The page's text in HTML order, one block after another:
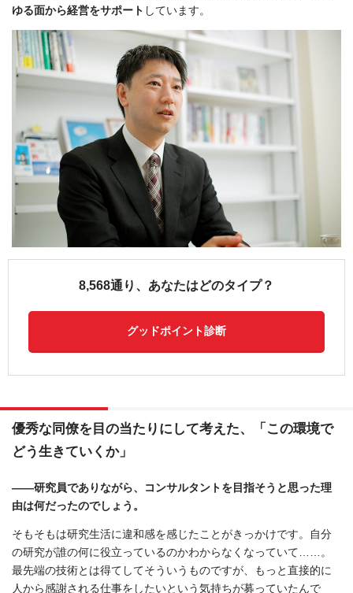
ゆる面から経営をサポート しています。
8,568通り、あなたはどのタイプ？
グッドポイント診断
優秀な同僚を目の当たりにして考えた、「この環境で
どう生きていくか」
――研究員でありながら、コンサルタントを目指そうと思った理
由は何だったのでしょう。
そもそもは研究生活に違和感を感じたことがきっかけです。自分
の研究が誰の何に役立っているのかわからなくなっていて……。
最先端の技術とは得てしてそういうものですが、もっと直接的に
人から感謝される仕事をしたいという気持ちが募っていたんで